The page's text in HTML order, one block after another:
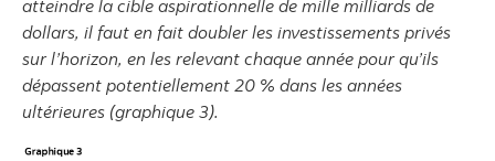
atteindre la cible aspirationnelle de mille milliards de
dollars, il faut en fait doubler les investissements privés
sur l’horizon, en les relevant chaque année pour qu’ils
dépassent potentiellement 20 % dans les années
ultérieures (graphique 3).